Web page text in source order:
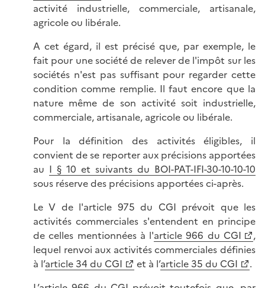
activité industrielle, commerciale, artisanale,
agricole ou libérale.
A cet égard, il est précisé que, par exemple, le
fait pour une société de relever de l'impôt sur les
sociétés n'est pas suffisant pour regarder cette
condition comme remplie. Il faut encore que la
nature même de son activité soit industrielle,
commerciale, artisanale, agricole ou libérale.
Pour la définition des activités éligibles, il
convient de se reporter aux précisions apportées
au I § 10 et suivants du BOI-PAT-IFI-30-10-10-10
sous réserve des précisions apportées ci-après.
Le V de l'article 975 du CGI prévoit que les
activités commerciales s'entendent en principe
de celles mentionnées à l'article 966 du CGI
,
lequel renvoi aux activités commerciales définies
à l’article 34 du CGI et à l’article 35 du CGI
.